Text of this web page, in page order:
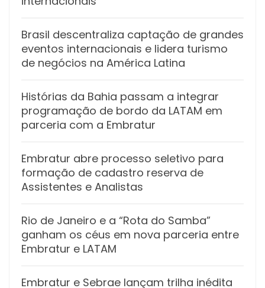
Brasil descentraliza captação de grandes
eventos internacionais e lidera turismo
de negócios na América Latina
Histórias da Bahia passam a integrar
programação de bordo da LATAM em
parceria com a Embratur
Embratur abre processo seletivo para
formação de cadastro reserva de
Assistentes e Analistas
Rio de Janeiro e a “Rota do Samba”
ganham os céus em nova parceria entre
Embratur e LATAM
Embratur e Sebrae lançam trilha inédita